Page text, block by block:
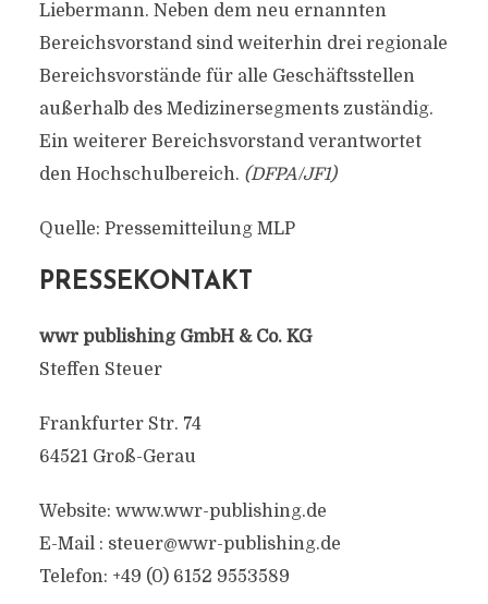
Liebermann. Neben dem neu ernannten
Bereichsvorstand sind weiterhin drei regionale
Bereichsvorstände für alle Geschäftsstellen
außerhalb des Medizinersegments zuständig.
Ein weiterer Bereichsvorstand verantwortet
den Hochschulbereich. (DFPA/JF1)
Quelle: Pressemitteilung MLP
PRESSEKONTAKT
wwr publishing GmbH & Co. KG
Steffen Steuer
Frankfurter Str. 74
64521 Groß-Gerau
Website: www.wwr-publishing.de
E-Mail : steuer@wwr-publishing.de
Telefon: +49 (0) 6152 9553589